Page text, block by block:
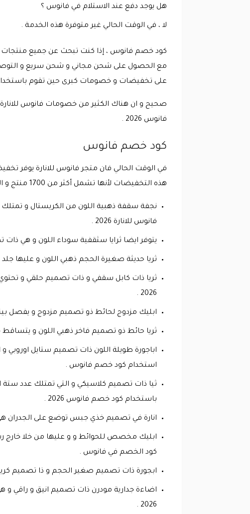
هل يوجد دفع عند الاستلام في فانوس ؟
لا ، في الوقت الحالي غير متوفرة هذه الخدمة .
كود خصم فانوس ، إذا كنت تبحث عن جميع منتجات
مع الحصول على شحن مجاني و شحن سريع و التوصيل
على تخفيضات و خصومات كبرى حين تقوم باستخدام
صحيح و ان هناك الكثير من خصومات فانوس
فانوس 2026 .
كود خصم فانوس
هذه التخفيضات لأنها تشمل أكثر من 1700 منتج و التي يطلق عليها تخفيضات نهاية العام و ستستمر حتى بداية العام الجديد 2026 و اليك أبرزهم :
فانوس للانارة 2026 .
يتوفر ايضا ثرايا سثقفية سوداء اللون و هي ذات تصميم كلاسيكي و
ثريا حديثة صغيرة الحجم ذهبي اللون و عليها جلد ابيض اللون و
2026 .
ابليك مزدوج لحائط ذو تصميم مزدوج و يفصل بينهم اسطوانة دائرية
ثريا حائط ذو تصميم فاخر ذهبي اللون و يتساقط منها قطع
استخدام كود خصم فانوس .
باستخدام كود خصم فانوس 2026 .
انارة في تصميم خذي جبس توضع على الجدران هي على شكل زهور و سعرها فهو 92
كود الخصم في فانوس .
ابجورة ذات تصميم صغير الحجم و ذا تصميم كريستالي سعرها 87 ريال بدلا من 109 ريال
2026 .